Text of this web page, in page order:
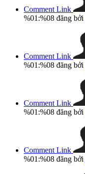
Comment Link
%01:%08 đăng bởi
Comment Link
%01:%08 đăng bởi
Comment Link
%01:%08 đăng bởi
Comment Link
%01:%08 đăng bởi